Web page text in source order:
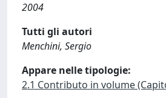
2004
Tutti gli autori
Menchini, Sergio
Appare nelle tipologie:
2.1 Contributo in volume